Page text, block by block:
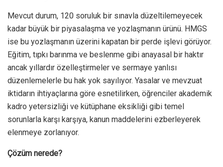
Mevcut durum, 120 soruluk bir sınavla düzeltilemeyecek
kadar büyük bir piyasalaşma ve yozlaşmanın ürünü. HMGS
ise bu yozlaşmanın üzerini kapatan bir perde işlevi görüyor.
Eğitim, tıpkı barınma ve beslenme gibi anayasal bir haktır
ancak yıllardır özelleştirmeler ve sermaye yanlısı
düzenlemelerle bu hak yok sayılıyor. Yasalar ve mevzuat
iktidarın ihtiyaçlarına göre esnetilirken, öğrenciler akademik
kadro yetersizliği ve kütüphane eksikliği gibi temel
sorunlarla karşı karşıya, kanun maddelerini ezberleyerek
elenmeye zorlanıyor.
Çözüm nerede?